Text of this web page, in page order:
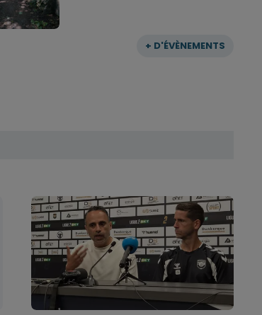
+ D'ÉVÈNEMENTS